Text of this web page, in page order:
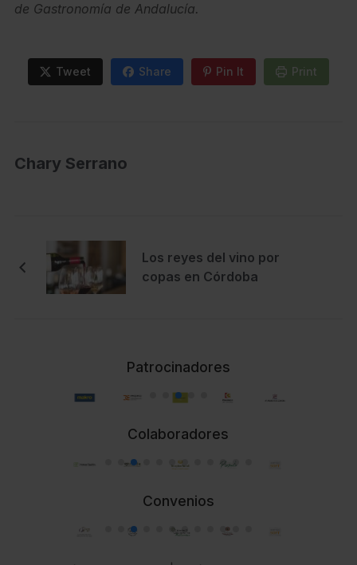
de Gastronomía de Andalucía.
Tweet Share Pin It Print
Chary Serrano
Los reyes del vino por
copas en Córdoba
Patrocinadores
Colaboradores
Convenios